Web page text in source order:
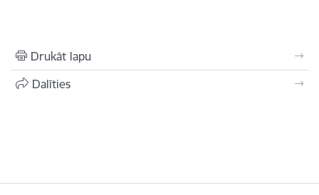
Drukāt lapu
Dalīties